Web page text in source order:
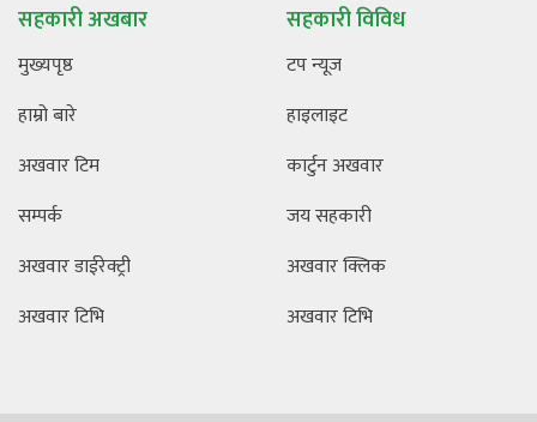
सहकारी अखबार
मुख्यपृष्ठ
हाम्रो बारे
अखवार टिम
सम्पर्क
अखवार डाईरेक्ट्री
अखवार टिभि
सहकारी विविध
टप न्यूज
हाइलाइट
कार्टुन अखवार
जय सहकारी
अखवार क्लिक
अखवार टिभि